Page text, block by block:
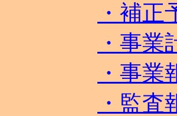
・補正
・事業
・事業
・監査